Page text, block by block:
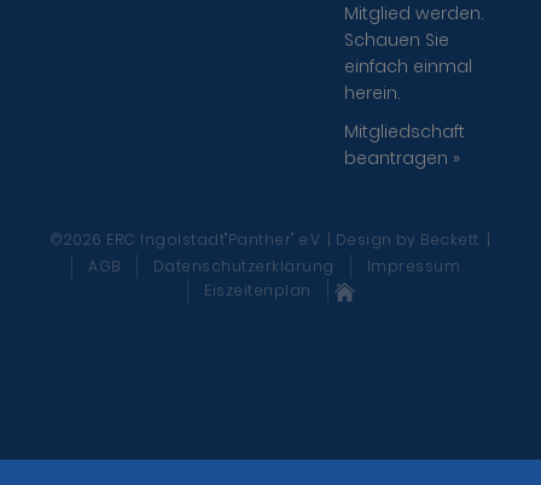
Mitglied werden.
Schauen Sie
einfach einmal
herein.
Mitgliedschaft
beantragen »
©2026 ERC Ingolstadt"Panther" e.V. | Design by Beckett |
AGB
Datenschutzerklärung
Impressum
Eiszeitenplan